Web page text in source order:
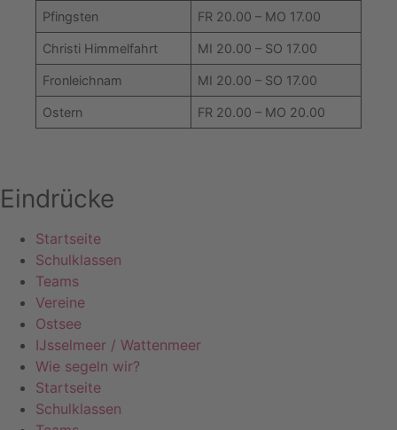
Pfingsten FR 20.00 – MO 17.00
Christi Himmelfahrt MI 20.00 – SO 17.00
Fronleichnam MI 20.00 – SO 17.00
Ostern FR 20.00 – MO 20.00
Eindrücke
Startseite
Schulklassen
Teams
Vereine
Ostsee
IJsselmeer / Wattenmeer
Wie segeln wir?
Startseite
Schulklassen